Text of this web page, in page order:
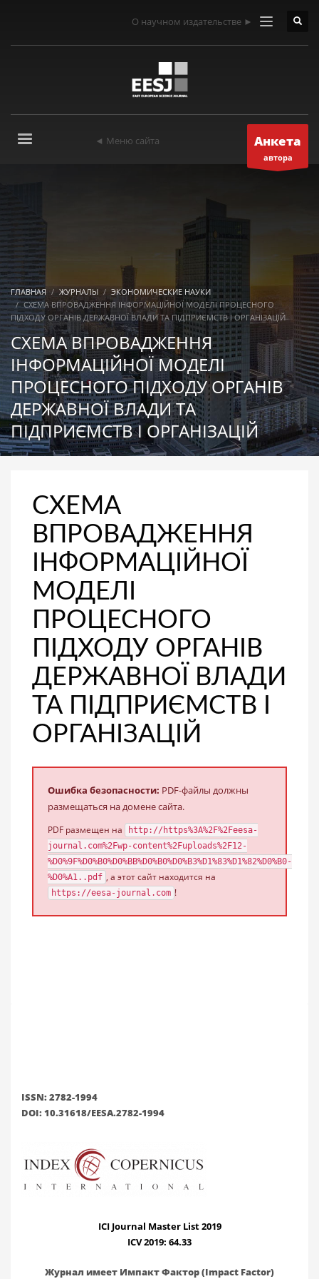
О научном издательстве ►
◄ Меню сайта Анкета
автора
ГЛАВНАЯ ЖУРНАЛЫ
ЭКОНОМИЧЕСКИЕ НАУКИ
СХЕМА ВПРОВАДЖЕННЯ ІНФОРМАЦІЙНОЇ МОДЕЛІ ПРОЦЕСНОГО
ПІДХОДУ ОРГАНІВ ДЕРЖАВНОЇ ВЛАДИ ТА ПІДПРИЄМСТВ І ОРГАНІЗАЦІЙ
СХЕМА ВПРОВАДЖЕННЯ
ІНФОРМАЦІЙНОЇ МОДЕЛІ
ПРОЦЕСНОГО ПІДХОДУ ОРГАНІВ
ДЕРЖАВНОЇ ВЛАДИ ТА
ПІДПРИЄМСТВ І ОРГАНІЗАЦІЙ
СХЕМА
ВПРОВАДЖЕННЯ
ІНФОРМАЦІЙНОЇ
МОДЕЛІ
ПРОЦЕСНОГО
ПІДХОДУ ОРГАНІВ
ДЕРЖАВНОЇ ВЛАДИ
ТА ПІДПРИЄМСТВ І
ОРГАНІЗАЦІЙ
Ошибка безопасности: PDF-файлы должны
размещаться на домене сайта.
PDF размещен на
http://https%3A%2F%2Feesa-
journal.com%2Fwp-content%2Fuploads%2F12-
%D0%9F%D0%B0%D0%BB%D0%B0%D0%B3%D1%83%D1%82%D0%B0-
%D0%A1..pdf
, а этот сайт находится на
https://eesa-journal.com !
ISSN: 2782-1994
DOI: 10.31618/EESA.2782-1994
ICI Journal Master List 2019
ICV 2019: 64.33
Журнал имеет Импакт Фактор (Impact Factor)